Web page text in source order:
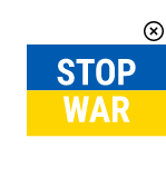
Вгору↑